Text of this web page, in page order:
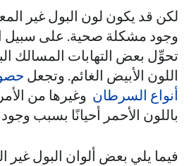
لكن قد يكون لون البول غير
وجود مشكلة صحية. على سبيل
تحوِّل بعض التهابات المسالك
اللون الأبيض الغائم. وتجعل
أنواع السرطان وغيرها من
باللون الأحمر أحيانًا بسبب
فيما يلي بعض ألوان البول غير